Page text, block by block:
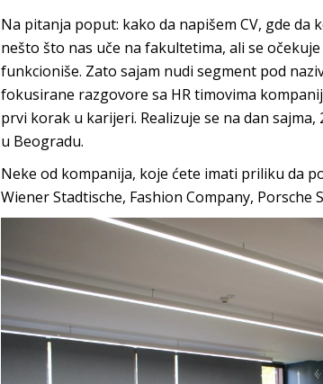
Na pitanja poput: kako da napišem CV, gde
nešto što nas uče na fakultetima, ali se
funkcioniše. Zato sajam nudi segment pod
fokusirane razgovore sa HR timovima
prvi korak u karijeri. Realizuje se na dan
u Beogradu.
Neke od kompanija, koje ćete imati priliku da
Wiener Stadtische, Fashion Company, Porsche